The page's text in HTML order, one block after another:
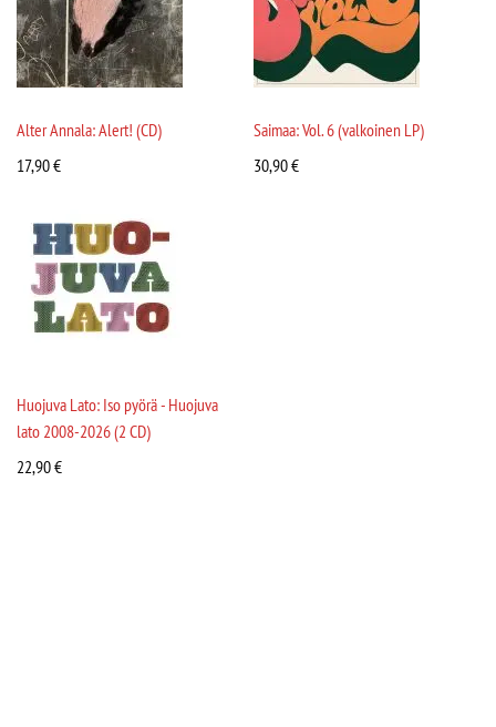
Alter Annala: Alert! (CD)
17,90€
Saimaa: Vol. 6 (valkoinen LP)
30,90€
Huojuva Lato: Iso pyörä - Huojuva
lato 2008-2026 (2 CD)
22,90€